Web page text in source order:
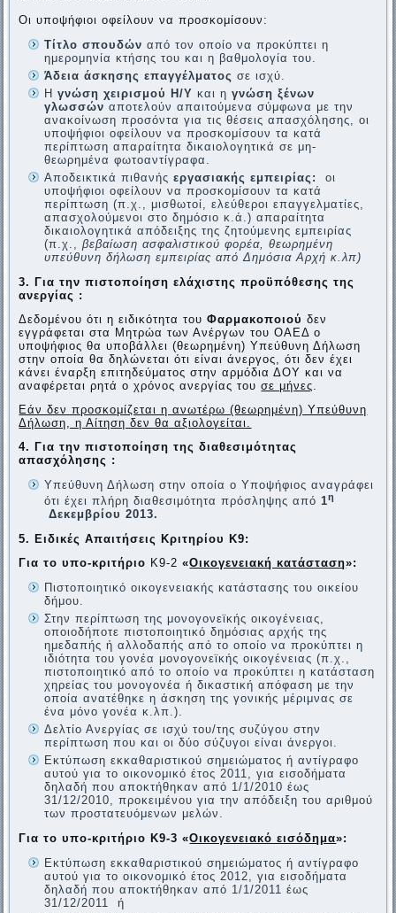
Οι υποψήφιοι οφείλουν να προσκομίσουν:
Τίτλο σπουδών από τον οποίο να προκύπτει η
ημερομηνία κτήσης του και η βαθμολογία του.
Άδεια άσκησης επαγγέλματος σε ισχύ.
Η γνώση χειρισμού Η/Υ και ηγνώση ξένων
γλωσσών αποτελούν απαιτούμενα σύμφωνα με την
ανακοίνωση προσόντα για τις θέσεις απασχόλησης, οι
υποψήφιοι οφείλουν να προσκομίσουν τα κατά
περίπτωση απαραίτητα δικαιολογητικά σε μη-
θεωρημένα φωτοαντίγραφα.
Αποδεικτικά πιθανήςεργασιακής εμπειρίας:
οι
υποψήφιοι οφείλουν να προσκομίσουν τα κατά
περίπτωση (π.χ., μισθωτοί, ελεύθεροι επαγγελματίες,
απασχολούμενοι στο δημόσιο κ.ά.) απαραίτητα
δικαιολογητικά απόδειξης της ζητούμενης εμπειρίας
(π.χ.,βεβαίωση ασφαλιστικού φορέα, θεωρημένη
υπεύθυνη δήλωση εμπειρίας από Δημόσια Αρχή κ.λπ)
3. Για την πιστοποίηση ελάχιστης προϋπόθεσης της
ανεργίας :
Δεδομένου ότι η ειδικότητα τουΦαρμακοποιού δεν
εγγράφεται στα Μητρώα των Ανέργων του ΟΑΕΔ ο
υποψήφιος θα υποβάλλει (θεωρημένη) Υπεύθυνη Δήλωση
στην οποία θα δηλώνεται ότι είναι άνεργος, ότι δεν έχει
κάνει έναρξη επιτηδεύματος στην αρμόδια ΔΟΥ και να
αναφέρεται ρητά ο χρόνος ανεργίας τουσε μήνες
Εάν δεν προσκομίζεται η ανωτέρω (θεωρημένη) Υπεύθυνη
Δήλωση, η Αίτηση δεν θα αξιολογείται.
4. Για την πιστοποίηση της διαθεσιμότητας
απασχόλησης :
Υπεύθυνη Δήλωση στην οποία ο Υποψήφιος αναγράφει
ότι έχει πλήρη διαθεσιμότητα πρόσληψης από1η
Δεκεμβρίου 2013.
5. Ειδικές Απαιτήσεις Κριτηρίου Κ9:
Για το υπο-κριτήριο Κ9-2«Οικογενειακή κατάσταση»:
Πιστοποιητικό οικογενειακής κατάστασης του οικείου
δήμου.
Στην περίπτωση της μονογονεϊκής οικογένειας,
οποιοδήποτε πιστοποιητικό δημόσιας αρχής της
ημεδαπής ή αλλοδαπής από τo οποίo να προκύπτει η
ιδιότητα του γονέα μονογονεϊκής οικογένειας (π.χ.,
πιστοποιητικό από το οποίο να προκύπτει η κατάσταση
χηρείας του μονογονέα ή δικαστική απόφαση με την
οποία ανατέθηκε η άσκηση της γονικής μέριμνας σε
ένα μόνο γονέα κ.λπ.).
Δελτίο Ανεργίας σε ισχύ του/της συζύγου στην
περίπτωση που και οι δύο σύζυγοι είναι άνεργοι.
Εκτύπωση εκκαθαριστικού σημειώματος ή αντίγραφο
αυτού για το οικονομικό έτος 2011, για εισοδήματα
δηλαδή που αποκτήθηκαν από 1/1/2010 έως
31/12/2010, προκειμένου για την απόδειξη του αριθμού
των προστατευόμενων μελών.
Για το υπο-κριτήριο Κ9-3 «Οικογενειακό εισόδημα»:
Εκτύπωση εκκαθαριστικού σημειώματος ή αντίγραφο
αυτού για το οικονομικό έτος 2012, για εισοδήματα
δηλαδή που αποκτήθηκαν από 1/1/2011 έως
31/12/2011 ή